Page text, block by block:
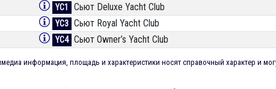
YC1 Сьют Deluxe Yacht Club
YC3 Сьют Royal Yacht Club
YC4 Сьют Owner’s Yacht Club
информация, площадь и характеристики носят справочный характер и